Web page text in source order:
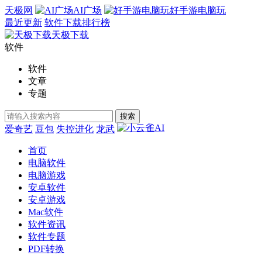
天极网 AI广场
好手游电脑玩
最近更新 软件下载排行榜
天极下载
软件
软件
文章
专题
爱奇艺 豆包 失控进化 龙武
首页
电脑软件
电脑游戏
安卓软件
安卓游戏
Mac软件
软件资讯
软件专题
PDF转换